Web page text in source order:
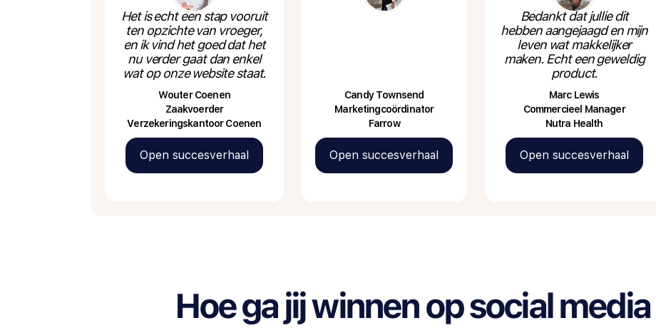
Het is echt een stap vooruit
ten opzichte van vroeger,
en ik vind het goed dat het
nu verder gaat dan enkel
wat op onze website staat.
Wouter Coenen
Zaakvoerder
Verzekeringskantoor Coenen
Open succesverhaal
Candy Townsend
Marketingcoördinator
Farrow
Open succesverhaal
Bedankt dat jullie dit
hebben aangejaagd en mijn
leven wat makkelijker
maken. Echt een geweldig
product.
Marc Lewis
Commercieel Manager
Nutra Health
Open succesverhaal
Hoe ga jij winnen op social